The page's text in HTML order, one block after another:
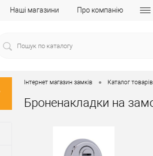
Наші магазини Про компанію
Інтернет магазин замків • Каталог товарів
Броненакладки на